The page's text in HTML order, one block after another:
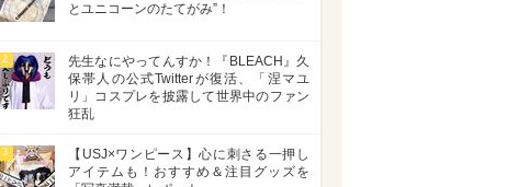
とユニコーンのたてがみ”！
2
先生なにやってんすか！『BLEACH』久
保帯人の公式Twitterが復活、「涅マユ
リ」コスプレを披露して世界中のファン
狂乱
3
【USJ×ワンピース】心に刺さる一押し
アイテムも！おすすめ＆注目グッズを